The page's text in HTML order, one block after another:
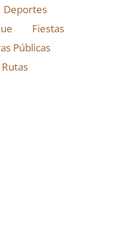
Deportes
Fiestas
Públicas
Rutas